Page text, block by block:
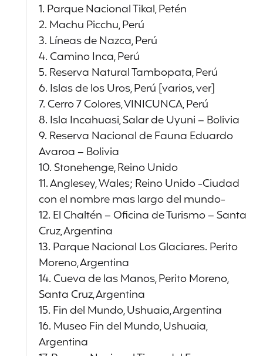
1. Parque Nacional Tikal, Petén
2. Machu Picchu, Perú
3. Líneas de Nazca, Perú
4. Camino Inca, Perú
5. Reserva Natural Tambopata, Perú
6. Islas de los Uros, Perú [varios, ver]
7. Cerro 7 Colores, VINICUNCA, Perú
8. Isla Incahuasi, Salar de Uyuni – Bolivia
9. Reserva Nacional de Fauna Eduardo
Avaroa – Bolivia
10. Stonehenge, Reino Unido
11. Anglesey, Wales; Reino Unido -Ciudad
con el nombre mas largo del mundo-
12. El Chaltén – Oficina de Turismo – Santa
Cruz, Argentina
13. Parque Nacional Los Glaciares. Perito
Moreno, Argentina
14. Cueva de las Manos, Perito Moreno,
Santa Cruz, Argentina
15. Fin del Mundo, Ushuaia, Argentina
16. Museo Fin del Mundo, Ushuaia,
Argentina